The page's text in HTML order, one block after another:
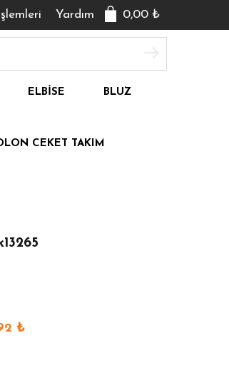
0,00 ₺
Yardım
ELBISE BLUZ
CEKET TAKIM
₺